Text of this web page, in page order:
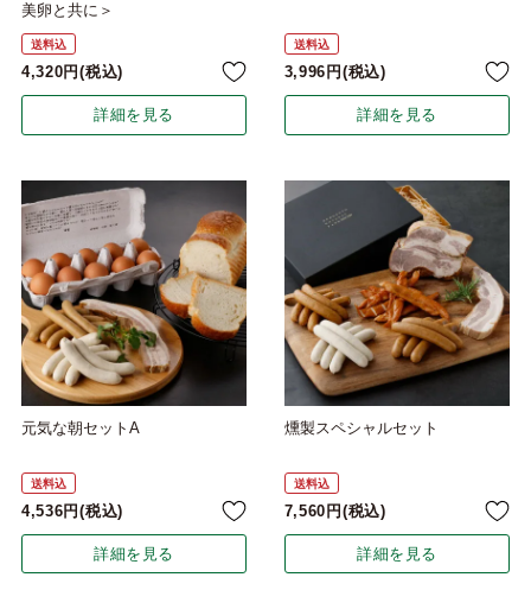
美卵と共に＞
送料込
4,320 税込
詳細を見る
送料込
3,996 税込
詳細を見る
元気な朝セットA
送料込
4,536 税込
詳細を見る
燻製スペシャルセット
送料込
7,560 税込
詳細を見る